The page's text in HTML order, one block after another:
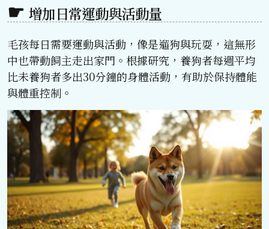
增加日常運動與活動量
毛孩每日需要運動與活動，像是遛狗與玩耍，這無形
中也帶動飼主走出家門。根據研究，養狗者每週平均
比未養狗者多出30分鐘的身體活動，有助於保持體能
與體重控制。